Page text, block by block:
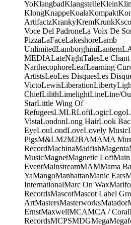
YoKlangbadKlangstelleKlein
KlongKnappeKoalaKompakt
ArtifactzKrankyKremKrunk
Voce Del PadroneLa Voix De
PizzaLaFaceLakeshoreLamb
UnlimitedLamborghiniLantern
MEDIALateNightTalesLe
NarthecophoreLeafLearning
ArtistsLeoLes DisquesLes
VictoLewisLiberationLiberty
ChiefLilithLimelightLineLine/
StarLittle Wing Of
RefugeesLMLRLofiLogicLogo
VistaLondonLong HairLook
EyeLouLoudLoveLovely Music
PigsM&LM2M2BAMAMA
RecordMachinaMadfishMagenta
MusicMagnetMagnetic LoftMain
EventMainstreamMAMMama
YaMangoManhattanManic Ears
InternationalMarc On Wax
RecordsMascotMascot Label
ArtMastersMasterworksMatador
ErnstMaxwellMCAMCA / Coral
RecordsMCPSMDGMega